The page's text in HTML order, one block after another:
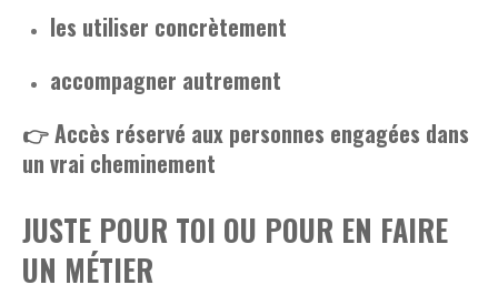
les utiliser concrètement
accompagner autrement
👉 Accès réservé aux personnes engagées dans
un vrai cheminement
JUSTE POUR TOI OU POUR EN FAIRE
UN MÉTIER